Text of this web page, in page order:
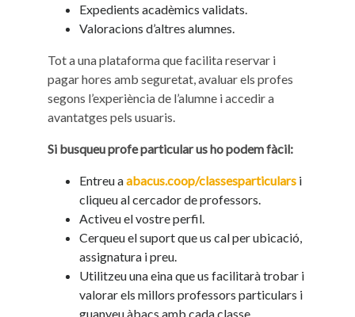
Expedients acadèmics validats.
Valoracions d’altres alumnes.
Tot a una plataforma que facilita reservar i
pagar hores amb seguretat, avaluar els profes
segons l’experiència de l’alumne i accedir a
avantatges pels usuaris.
Si busqueu profe particular us ho podem fàcil:
Entreu aabacus.coop/classesparticulars i
cliqueu al cercador de professors.
Activeu el vostre perfil.
Cerqueu el suport que us cal per ubicació,
assignatura i preu.
Utilitzeu una eina que us facilitarà trobar i
valorar els millors professors particulars i
guanyeu àbacs amb cada classe